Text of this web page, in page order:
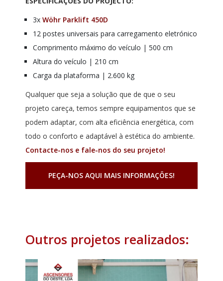
3x Wöhr Parklift 450D
12 postes universais para carregamento eletrónico
Comprimento máximo do veículo | 500 cm
Altura do veículo | 210 cm
Carga da plataforma | 2.600 kg
Qualquer que seja a solução que de que o seu
projeto careça, temos sempre equipamentos que se
podem adaptar, com alta eficiência energética, com
todo o conforto e adaptável à estética do ambiente.
Contacte-nos e fale-nos do seu projeto!
PEÇA-NOS AQUI MAIS INFORMAÇÕES!
Outros projetos realizados: